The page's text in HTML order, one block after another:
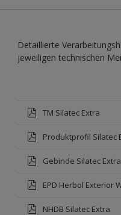
Detaillierte
jeweiligen technischen
TM Silatec Extra
Produktprofil Silatec
Gebinde Silatec Extra
EPD Herbol Exterior
NHDB Silatec Extra